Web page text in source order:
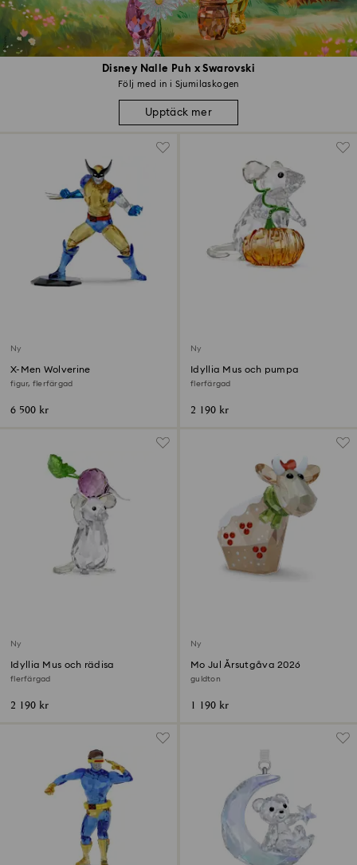
Disney Nalle Puh x Swarovski
Följ med in i Sjumilaskogen
Upptäck mer
Ny
X-Men Wolverine
figur, flerfärgad
6 500 kr
Ny
Idyllia Mus och pumpa
flerfärgad
2 190 kr
Ny
Idyllia Mus och rädisa
flerfärgad
2 190 kr
Ny
Mo Jul Årsutgåva 2026
guldton
1 190 kr